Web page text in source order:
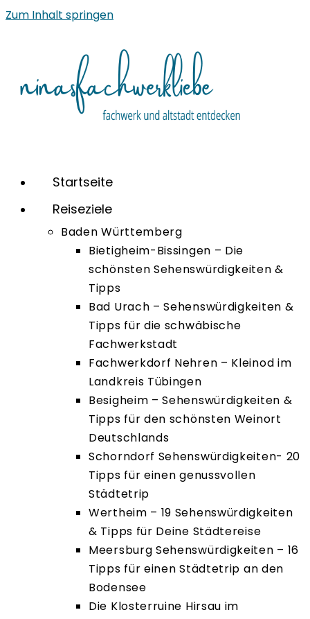
Zum Inhalt springen
Startseite
Reiseziele
Baden Württemberg
Bietigheim-Bissingen – Die
schönsten Sehenswürdigkeiten &
Tipps
Bad Urach – Sehenswürdigkeiten &
Tipps für die schwäbische
Fachwerkstadt
Fachwerkdorf Nehren – Kleinod im
Landkreis Tübingen
Besigheim – Sehenswürdigkeiten &
Tipps für den schönsten Weinort
Deutschlands
Schorndorf Sehenswürdigkeiten- 20
Tipps für einen genussvollen
Städtetrip
Wertheim – 19 Sehenswürdigkeiten
& Tipps für Deine Städtereise
Meersburg Sehenswürdigkeiten – 16
Tipps für einen Städtetrip an den
Bodensee
Die Klosterruine Hirsau im